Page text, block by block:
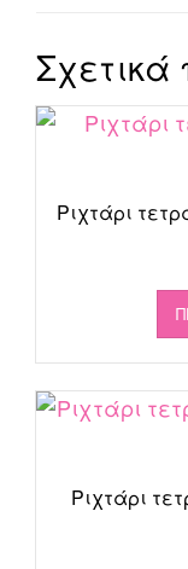
Σχετικά
Ριχτάρι
Ριχτάρι